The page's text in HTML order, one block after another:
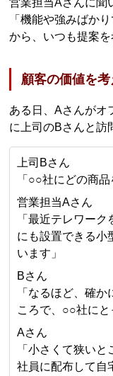
「機能や強みばか
から、いつも提案を
顧客の価値を
ある日、Aさんがオ
に上司のBさんと訪
上司Bさん
「○○社にどの商
営業担当Aさん
「最近テレワー
にも設置できる小
います」
Bさん
「なるほど、確
ころで、○○社にと
Aさん
「小さくて狭い
社員に配布して自